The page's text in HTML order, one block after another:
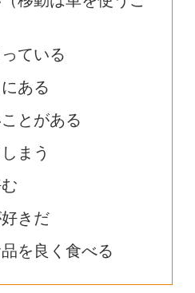
ている
ある
とがある
まう
きだ
を良く食べる